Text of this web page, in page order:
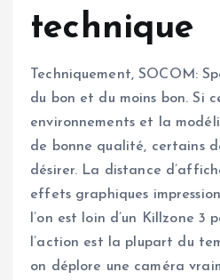
technique
Techniquement, SOCOM:
du bon et du moins bon. Si
environnements et la
de bonne qualité, certains
désirer. La distance
effets graphiques
l’on est loin d’un Killzone 3
l’action est la plupart du
on déplore une caméra